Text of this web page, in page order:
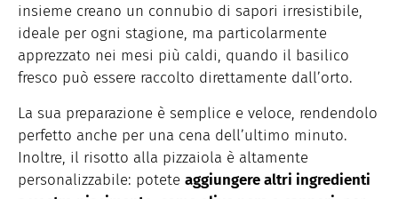
insieme creano un connubio di sapori irresistibile,
ideale per ogni stagione, ma particolarmente
apprezzato nei mesi più caldi, quando il basilico
fresco può essere raccolto direttamente dall’orto.
La sua preparazione è semplice e veloce, rendendolo
perfetto anche per una cena dell’ultimo minuto.
Inoltre, il risotto alla pizzaiola è altamente
personalizzabile: potete aggiungere altri ingredienti